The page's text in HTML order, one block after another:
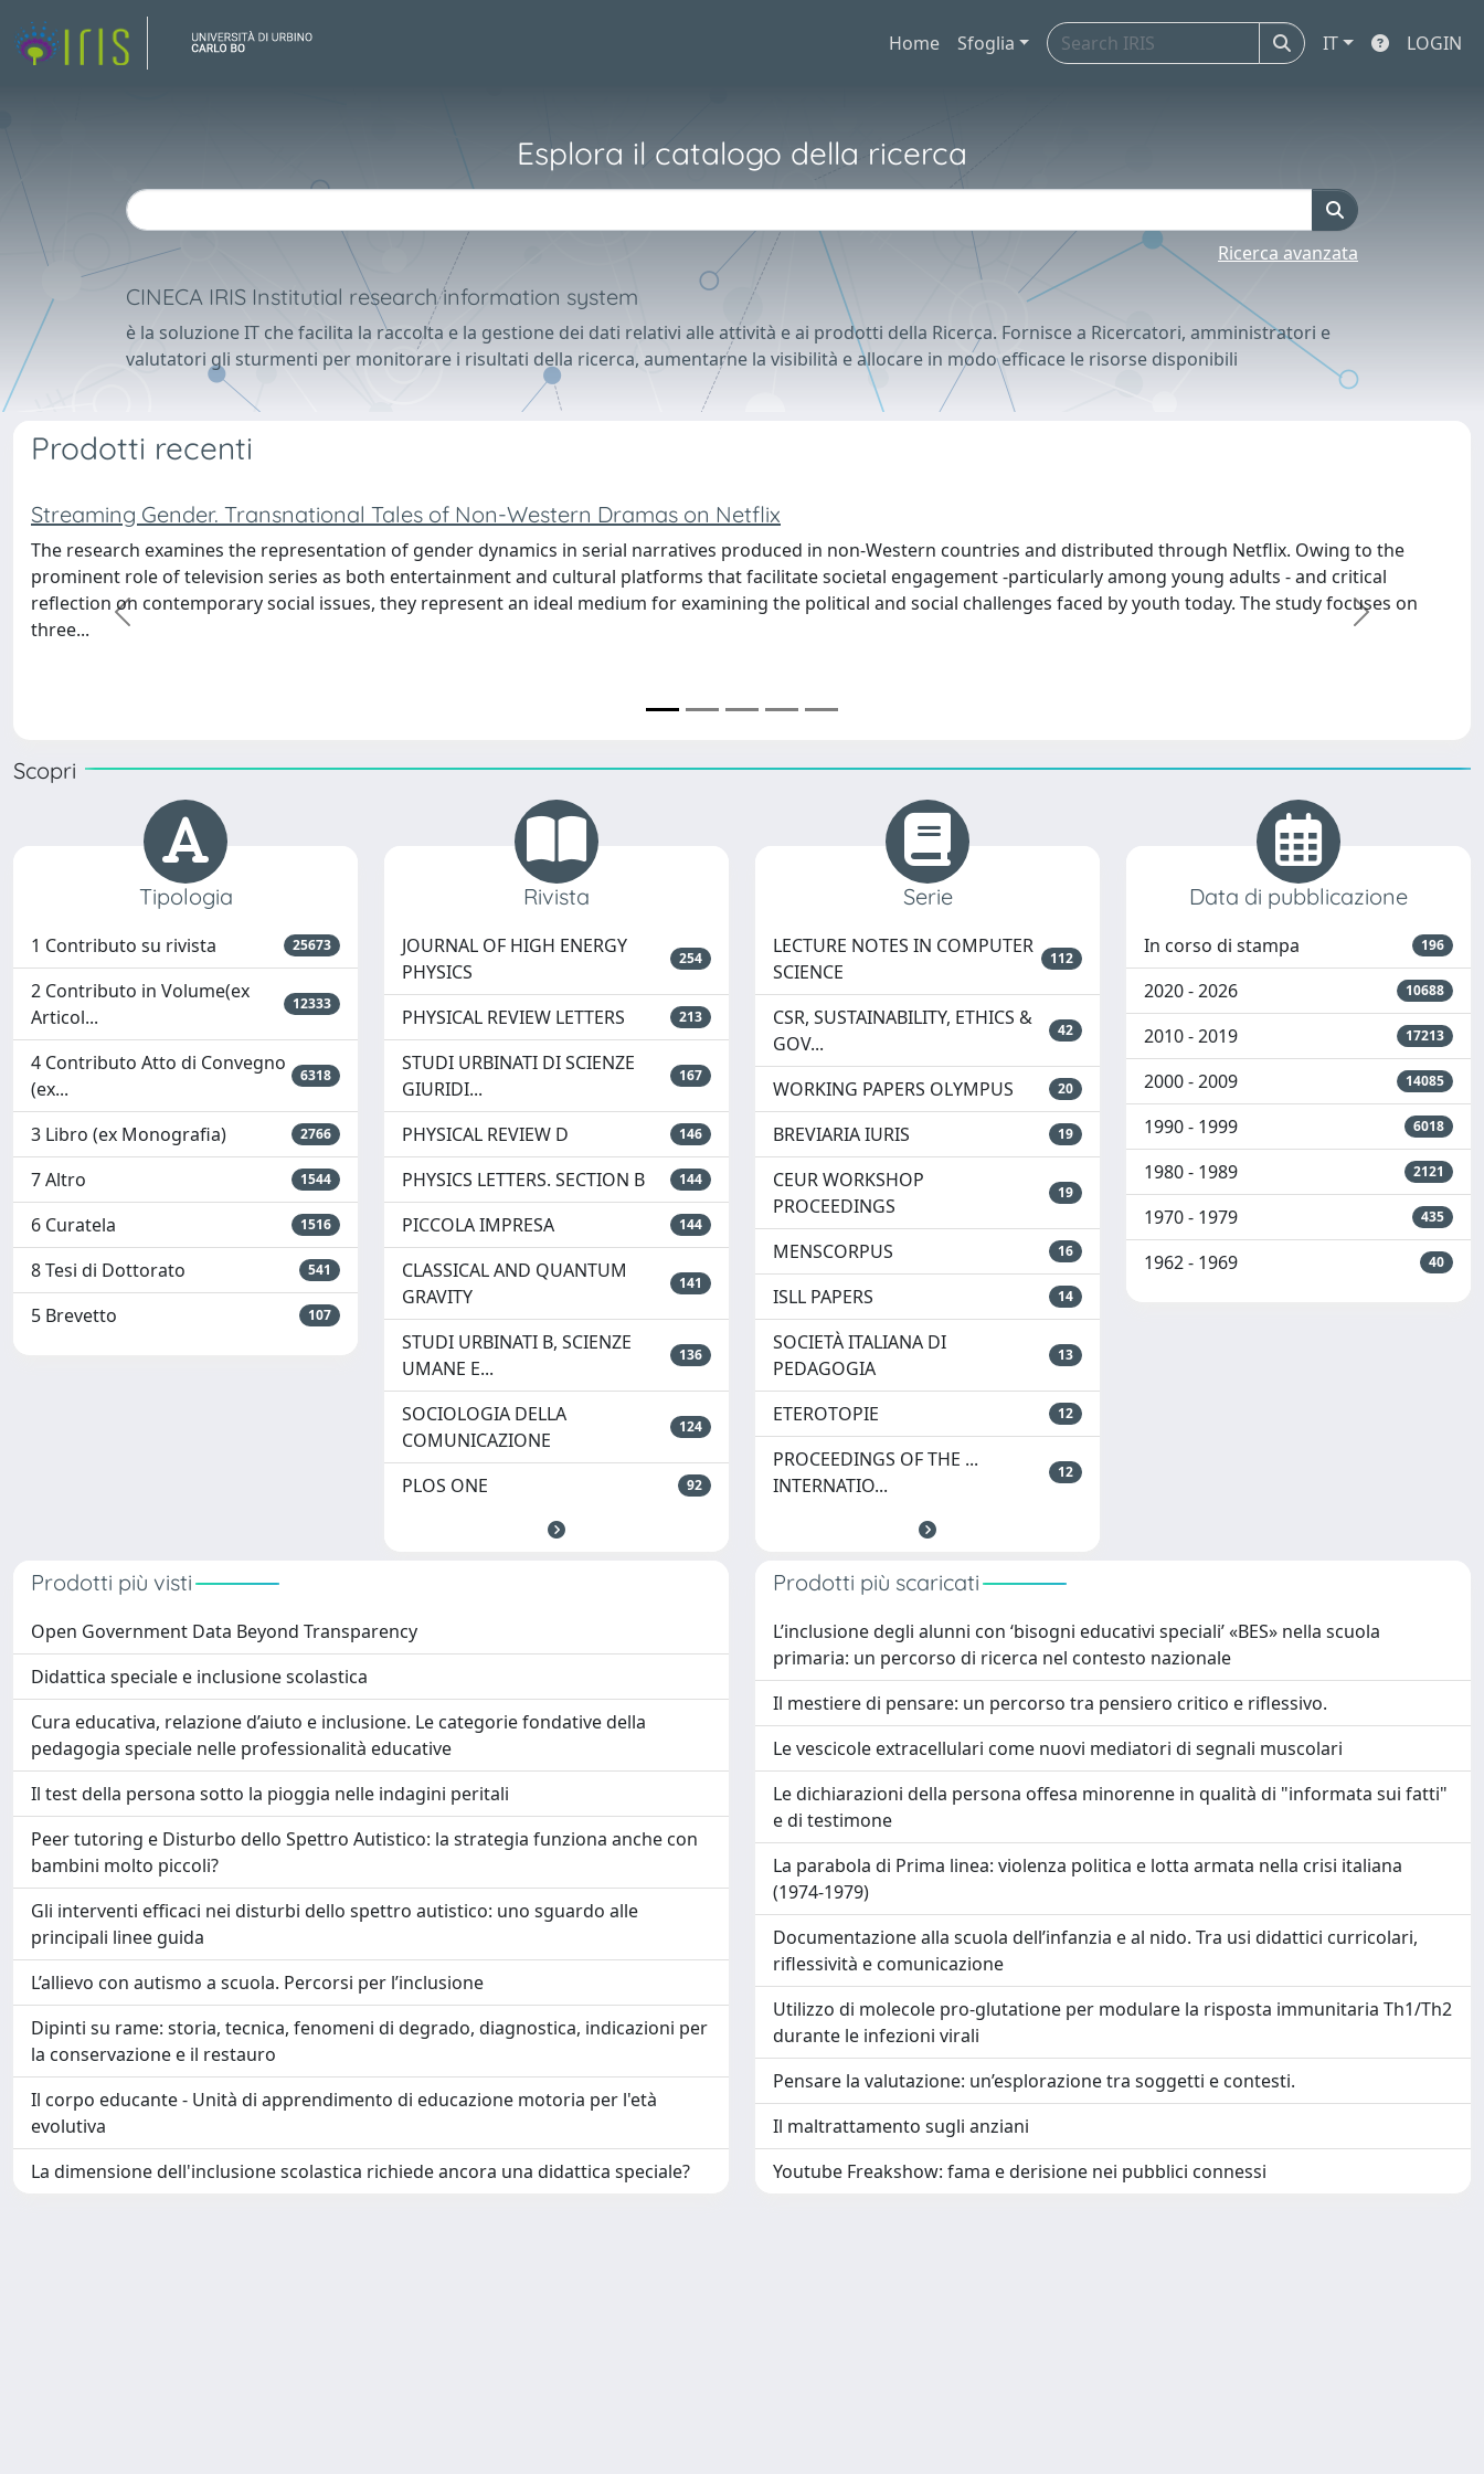
Home Sfoglia IT LOGIN
Esplora il catalogo della ricerca
Ricerca avanzata
CINECA IRIS Institutial research information system
è la soluzione IT che facilita la raccolta e la gestione dei dati relativi alle attività e ai prodotti della Ricerca. Fornisce a Ricercatori, amministratori e
valutatori gli sturmenti per monitorare i risultati della ricerca, aumentarne la visibilità e allocare in modo efficace le risorse disponibili
Prodotti recenti
Streaming Gender. Transnational Tales of Non-Western Dramas on Netflix
The research examines the representation of gender dynamics in serial narratives produced in non-Western countries and distributed through Netflix. Owing to the
prominent role of television series as both entertainment and cultural platforms that facilitate societal engagement -particularly among young adults - and critical
reflection on contemporary social issues, they represent an ideal medium for examining the political and social challenges faced by youth today. The study focuses on
three...
precedente successivo
Scopri
Tipologia
1 Contributo su rivista 25673
2 Contributo in Volume(ex
Articol...
12333
4 Contributo Atto di Convegno
(ex...
6318
3 Libro (ex Monografia) 2766
7 Altro 1544
6 Curatela 1516
8 Tesi di Dottorato 541
5 Brevetto 107
Rivista
JOURNAL OF HIGH ENERGY
PHYSICS
254
PHYSICAL REVIEW LETTERS 213
STUDI URBINATI DI SCIENZE
GIURIDI...
167
PHYSICAL REVIEW D 146
PHYSICS LETTERS. SECTION B 144
PICCOLA IMPRESA 144
CLASSICAL AND QUANTUM
GRAVITY
141
STUDI URBINATI B, SCIENZE
UMANE E...
136
SOCIOLOGIA DELLA
COMUNICAZIONE
124
PLOS ONE 92
Serie
LECTURE NOTES IN COMPUTER
SCIENCE
112
CSR, SUSTAINABILITY, ETHICS &
GOV...
42
WORKING PAPERS OLYMPUS 20
BREVIARIA IURIS 19
CEUR WORKSHOP
PROCEEDINGS
19
MENSCORPUS 16
ISLL PAPERS 14
SOCIETÀ ITALIANA DI
PEDAGOGIA
13
ETEROTOPIE 12
PROCEEDINGS OF THE ...
INTERNATIO...
12
Data di pubblicazione
In corso di stampa 196
2020 - 2026 10688
2010 - 2019 17213
2000 - 2009 14085
1990 - 1999 6018
1980 - 1989 2121
1970 - 1979 435
1962 - 1969 40
Prodotti più visti
Open Government Data Beyond Transparency
Didattica speciale e inclusione scolastica
Cura educativa, relazione d’aiuto e inclusione. Le categorie fondative della
pedagogia speciale nelle professionalità educative
Il test della persona sotto la pioggia nelle indagini peritali
Peer tutoring e Disturbo dello Spettro Autistico: la strategia funziona anche con
bambini molto piccoli?
Gli interventi efficaci nei disturbi dello spettro autistico: uno sguardo alle
principali linee guida
L’allievo con autismo a scuola. Percorsi per l’inclusione
Dipinti su rame: storia, tecnica, fenomeni di degrado, diagnostica, indicazioni per
la conservazione e il restauro
Il corpo educante - Unità di apprendimento di educazione motoria per l'età
evolutiva
La dimensione dell'inclusione scolastica richiede ancora una didattica speciale?
Prodotti più scaricati
L’inclusione degli alunni con ‘bisogni educativi speciali’ «BES» nella scuola
primaria: un percorso di ricerca nel contesto nazionale
Il mestiere di pensare: un percorso tra pensiero critico e riflessivo.
Le vescicole extracellulari come nuovi mediatori di segnali muscolari
Le dichiarazioni della persona offesa minorenne in qualità di "informata sui fatti"
e di testimone
La parabola di Prima linea: violenza politica e lotta armata nella crisi italiana
(1974-1979)
Documentazione alla scuola dell’infanzia e al nido. Tra usi didattici curricolari,
riflessività e comunicazione
Utilizzo di molecole pro-glutatione per modulare la risposta immunitaria Th1/Th2
durante le infezioni virali
Pensare la valutazione: un’esplorazione tra soggetti e contesti.
Il maltrattamento sugli anziani
Youtube Freakshow: fama e derisione nei pubblici connessi